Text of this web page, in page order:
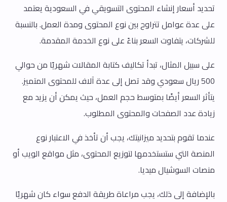
تحديد أسعار إنشاء المحتوى التسويقي في السعودية يعتمد
على عدة عوامل تتراوح بين نوع المحتوى ومدة العمل. بالنسبة
للشركات، يتفاوت السعر بناءً على نوع الخدمة المقدمة.
على سبيل المثال، تبدأ تكاليف كتابة المقالات شهريًا من حوالي
500 ريال سعودي وقد تصل إلى عدة آلاف للمحتوى المتميز.
يتأثر السعر أيضًا بمتوسط حجم العمل، حيث يمكن أن يزيد مع
زيادة عدد الصفحات والمحتوى المطلوب.
عندما تقوم بتحديد ميزانيتك، يجب أن تأخذ في الاعتبار نوع
المنصة التي ستستخدمها لتوزيع المحتوى، مثل مواقع الويب أو
منصات السوشيال ميديا.
بالإضافة إلى ذلك، يجب مراعاة طريقة الدفع سواء كان شهريًا